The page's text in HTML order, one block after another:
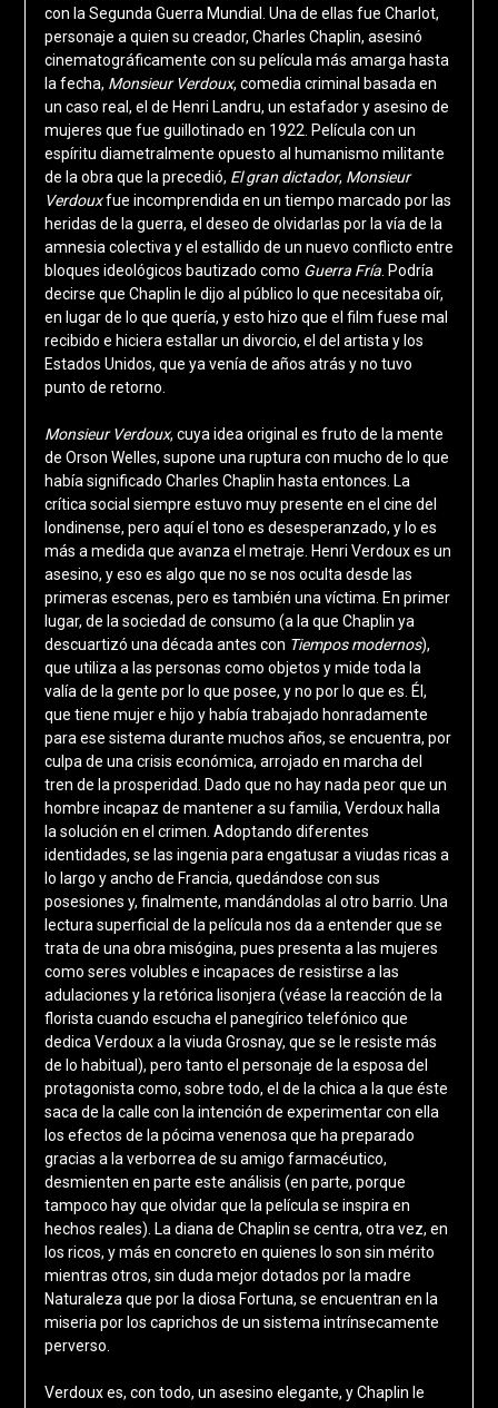
con la Segunda Guerra Mundial. Una de ellas fue Charlot,
personaje a quien su creador, Charles Chaplin, asesinó
cinematográficamente con su película más amarga hasta
la fecha, Monsieur Verdoux, comedia criminal basada en
un caso real, el de Henri Landru, un estafador y asesino de
mujeres que fue guillotinado en 1922. Película con un
espíritu diametralmente opuesto al humanismo militante
de la obra que la precedió, El gran dictador, Monsieur
Verdouxfue incomprendida en un tiempo marcado por las
heridas de la guerra, el deseo de olvidarlas por la vía de la
amnesia colectiva y el estallido de un nuevo conflicto entre
bloques ideológicos bautizado como Guerra Fría. Podría
decirse que Chaplin le dijo al público lo que necesitaba oír,
en lugar de lo que quería, y esto hizo que el film fuese mal
recibido e hiciera estallar un divorcio, el del artista y los
Estados Unidos, que ya venía de años atrás y no tuvo
punto de retorno.
Monsieur Verdoux, cuya idea original es fruto de la mente
de Orson Welles, supone una ruptura con mucho de lo que
había significado Charles Chaplin hasta entonces. La
crítica social siempre estuvo muy presente en el cine del
londinense, pero aquí el tono es desesperanzado, y lo es
más a medida que avanza el metraje. Henri Verdoux es un
asesino, y eso es algo que no se nos oculta desde las
primeras escenas, pero es también una víctima. En primer
lugar, de la sociedad de consumo (a la que Chaplin ya
descuartizó una década antes con Tiempos modernos),
que utiliza a las personas como objetos y mide toda la
valía de la gente por lo que posee, y no por lo que es. Él,
que tiene mujer e hijo y había trabajado honradamente
para ese sistema durante muchos años, se encuentra, por
culpa de una crisis económica, arrojado en marcha del
tren de la prosperidad. Dado que no hay nada peor que un
hombre incapaz de mantener a su familia, Verdoux halla
la solución en el crimen. Adoptando diferentes
identidades, se las ingenia para engatusar a viudas ricas a
lo largo y ancho de Francia, quedándose con sus
posesiones y, finalmente, mandándolas al otro barrio. Una
lectura superficial de la película nos da a entender que se
trata de una obra misógina, pues presenta a las mujeres
como seres volubles e incapaces de resistirse a las
adulaciones y la retórica lisonjera (véase la reacción de la
florista cuando escucha el panegírico telefónico que
dedica Verdoux a la viuda Grosnay, que se le resiste más
de lo habitual), pero tanto el personaje de la esposa del
protagonista como, sobre todo, el de la chica a la que éste
saca de la calle con la intención de experimentar con ella
los efectos de la pócima venenosa que ha preparado
gracias a la verborrea de su amigo farmacéutico,
desmienten en parte este análisis (en parte, porque
tampoco hay que olvidar que la película se inspira en
hechos reales). La diana de Chaplin se centra, otra vez, en
los ricos, y más en concreto en quienes lo son sin mérito
mientras otros, sin duda mejor dotados por la madre
Naturaleza que por la diosa Fortuna, se encuentran en la
miseria por los caprichos de un sistema intrínsecamente
perverso.
Verdoux es, con todo, un asesino elegante, y Chaplin le